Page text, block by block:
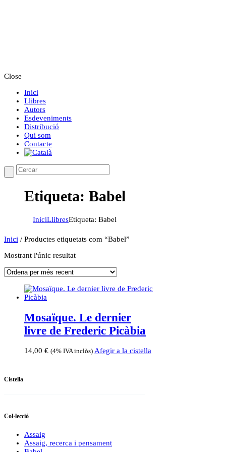
Close
Inici
Llibres
Autors
Esdeveniments
Distribució
Qui som
Contacte
Etiqueta: Babel
IniciLlibresEtiqueta: Babel
Inici / Productes etiquetats com “Babel”
Mostrant l'únic resultat
Mosaïque. Le dernier
livre de Frederic Picàbia
14,00 € (4% IVA inclòs) Afegir a la cistella
Cistella
Col·lecció
Assaig
Assaig, recerca i pensament